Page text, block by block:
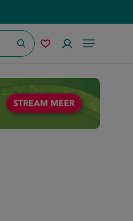
Menu
ZoekenMijn Accountmenu